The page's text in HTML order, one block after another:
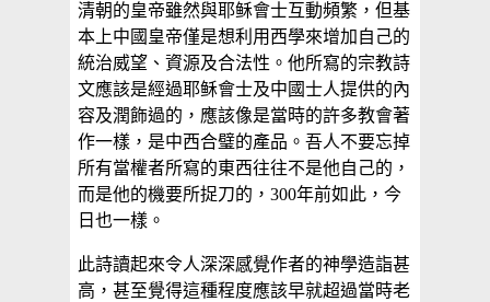
清朝的皇帝雖然與耶稣會士互動頻繁，但基
本上中國皇帝僅是想利用西學來增加自己的
統治威望、資源及合法性。他所寫的宗教詩
文應該是經過耶稣會士及中國士人提供的內
容及潤飾過的，應該像是當時的許多教會著
作一樣，是中西合璧的產品。吾人不要忘掉
所有當權者所寫的東西往往不是他自己的，
而是他的機要所捉刀的，300年前如此，今
日也一樣。
此詩讀起來令人深深感覺作者的神學造詣甚
高，甚至覺得這種程度應該早就超過當時老